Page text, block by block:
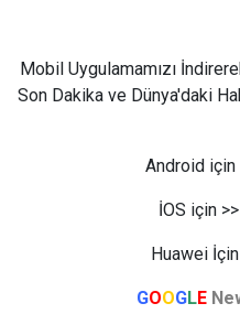
Mobil Uygulamamızı
Son Dakika ve Dünya'daki
Android için
İOS için >>
Huawei
GOOGLE